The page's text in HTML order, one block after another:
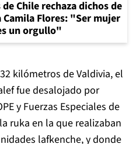
Chile rechaza dichos de
Camila Flores: "Ser mujer
un orgullo"
kilómetros de Valdivia, el
fue desalojado por
y Fuerzas Especiales de
ruka en la que realizaban
lafkenche, y donde